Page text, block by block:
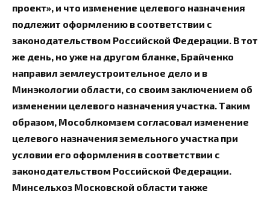
проект», и что изменение целевого назначения
подлежит оформлению в соответствии с
законодательством Российской Федерации. В тот
же день, но уже на другом бланке, Брайченко
направил землеустроительное дело и в
Минэкологии области, со своим заключением об
изменении целевого назначения участка. Таким
образом, Мособлкомзем согласовал изменение
целевого назначения земельного участка при
условии его оформления в соответствии с
законодательством Российской Федерации.
Минсельхоз Московской области также